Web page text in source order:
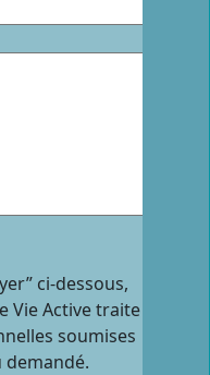
ci-dessous,
Vie Active traite
soumises